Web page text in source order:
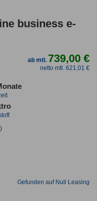
business e-
ab mtl. 739,00 €
netto mtl. 621,01 €
Gefunden auf Null Leasing